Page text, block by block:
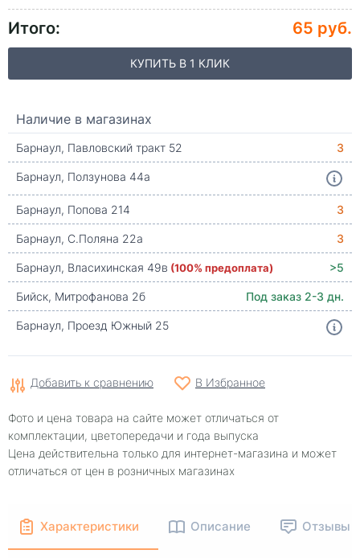
Итого: 65 руб.
КУПИТЬ В 1 КЛИК
Наличие в магазинах
Барнаул, Павловский тракт 52
3
Барнаул, Ползунова 44а
Барнаул, Попова 214
3
Барнаул, С.Поляна 22а
3
Барнаул, Власихинская 49в (100% предоплата)
>5
Бийск, Митрофанова 2б
Под заказ 2-3 дн.
Барнаул, Проезд Южный 25
Добавить к сравнению В Избранное
Фото и цена товара на сайте может отличаться от
комплектации, цветопередачи и года выпуска
Цена действительна только для интернет-магазина и может
отличаться от цен в розничных магазинах
Характеристики Описание Отзывы